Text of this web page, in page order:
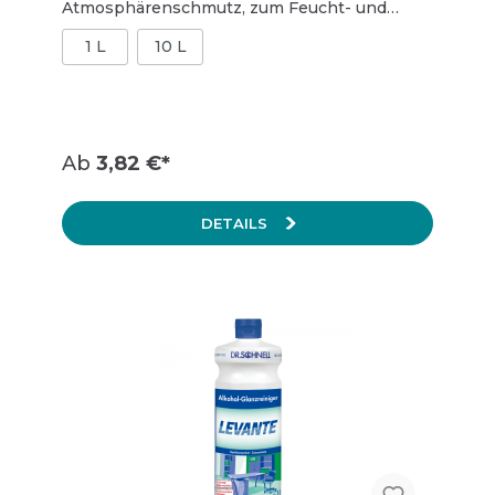
Atmosphärenschmutz, zum Feucht- und
Nasswischen, schnelle Abtrocknung der
gereinigten Flächen, wirkt deodorierend
1 L 10 L
Ab 3,82 €*
DETAILS